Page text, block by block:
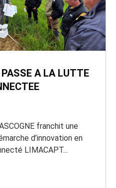
A LA LUTTE
franchit une
d’innovation en
LIMACAPT...